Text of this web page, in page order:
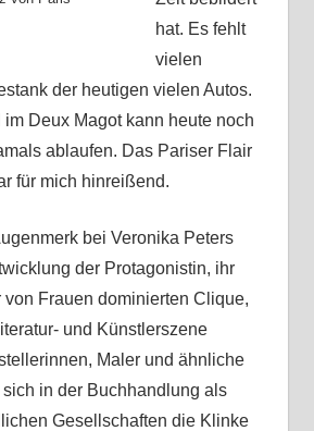
hat. Es fehlt
vielen
der heutigen vielen Autos.
Deux Magot kann heute noch
ablaufen. Das Pariser Flair
für mich hinreißend.
bei Veronika Peters
der Protagonistin, ihr
von Frauen dominierten Clique,
und Künstlerszene
Maler und ähnliche
in der Buchhandlung als
Gesellschaften die Klinke